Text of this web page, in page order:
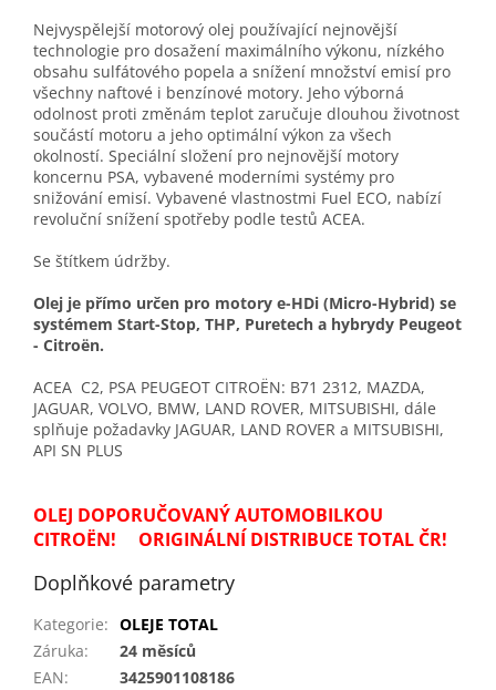
Nejvyspělejší motorový olej používající nejnovější
technologie pro dosažení maximálního výkonu, nízkého
obsahu sulfátového popela a snížení množství emisí pro
všechny naftové i benzínové motory. Jeho výborná
odolnost proti změnám teplot zaručuje dlouhou životnost
součástí motoru a jeho optimální výkon za všech
okolností. Speciální složení pro nejnovější motory
koncernu PSA, vybavené moderními systémy pro
snižování emisí. Vybavené vlastnostmi Fuel ECO, nabízí
revoluční snížení spotřeby podle testů ACEA.
Se štítkem údržby.
Olej je přímo určen pro motory e-HDi (Micro-Hybrid) se
systémem Start-Stop, THP, Puretech a hybrydy Peugeot
- Citroën.
ACEA C2, PSA PEUGEOT CITROËN: B71 2312, MAZDA,
JAGUAR, VOLVO, BMW, LAND ROVER, MITSUBISHI, dále
splňuje požadavky JAGUAR, LAND ROVER a MITSUBISHI,
API SN PLUS
OLEJ DOPORUČOVANÝ AUTOMOBILKOU
CITROËN! ORIGINÁLNÍ DISTRIBUCE TOTAL ČR!
Doplňkové parametry
Kategorie: OLEJE TOTAL
Záruka:
24 měsíců
EAN: 3425901108186